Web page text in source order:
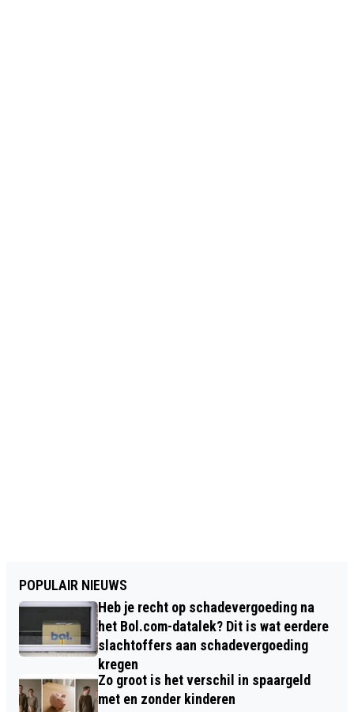
POPULAIR NIEUWS
Heb je recht op schadevergoeding na
het Bol.com-datalek? Dit is wat eerdere
slachtoffers aan schadevergoeding
kregen
Zo groot is het verschil in spaargeld
met en zonder kinderen